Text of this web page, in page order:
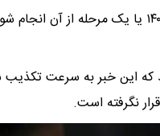
در واقع این احتمال قوی است که در اسفند ۱۴۰۳ واریز کل سود سهام عدالت ۱۴۰۲ یا
این خبر به سرعت تکذیب
نگرفته است.